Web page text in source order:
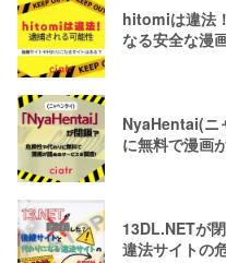
hitomiは違法
なる安全な漫
NyaHentai(ニ
に無料で漫画
13DL.NETが
違法サイトの